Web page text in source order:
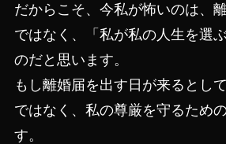
だからこそ、今私が怖いのは、
ではなく、「私が私の人生を選
のだと思います。
もし離婚届を出す日が来るとし
ではなく、私の尊厳を守るため
す。